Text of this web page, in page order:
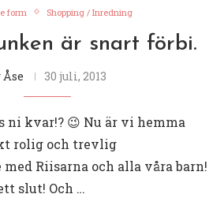
form Shopping / Inredning
är snart förbi.
Åse 30 juli, 2013
ni kvar!? 😉 Nu är vi hemma
rolig och trevlig
Riisarna och alla våra barn!
slut! Och …